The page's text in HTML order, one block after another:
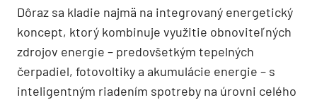
Dôraz sa kladie najmä na integrovaný energetický
koncept, ktorý kombinuje využitie obnoviteľných
zdrojov energie – predovšetkým tepelných
čerpadiel, fotovoltiky a akumulácie energie – s
inteligentným riadením spotreby na úrovni celého